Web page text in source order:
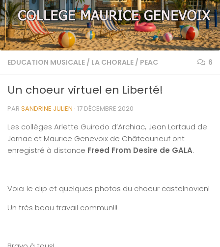
EDUCATION MUSICALE / LA CHORALE / PEAC 6
Un choeur virtuel en Liberté!
PAR SANDRINE JULIEN · 17 DÉCEMBRE 2020
Les collèges Arlette Guirado d’Archiac, Jean Lartaud de
Jarnac et Maurice Genevoix de Châteauneuf ont
enregistré à distance Freed From Desire de GALA.
Voici le clip et quelques photos du choeur castelnovien!
Un très beau travail commun!!!